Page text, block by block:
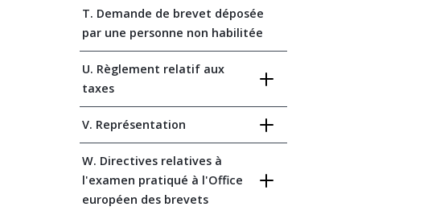
T. Demande de brevet déposée
par une personne non habilitée
U. Règlement relatif aux
taxes
V. Représentation
W. Directives relatives à
l'examen pratiqué à l'Office
européen des brevets